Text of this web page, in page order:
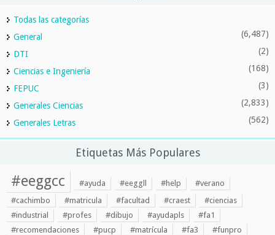
Todas las categorías
General
(6,487)
DTI (2)
Ciencias e Ingeniería (168)
FEPUC (3)
Generales Ciencias (2,833)
Generales Letras (562)
Etiquetas Más Populares
#eeggcc #ayuda #eeggll #help
#verano
#cachimbo
#matricula #facultad #craest
#ciencias
#industrial
#profes #dibujo #ayudapls
#fa1
#recomendaciones
#pucp #matrícula #fa3
#funpro